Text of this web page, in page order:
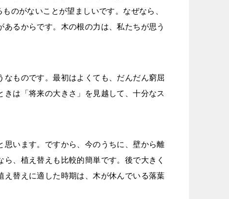
のがないことが望ましいです。なぜなら、
るからです。木の根の力は、私たちが思う
ものです。最初はよくても、だんだん窮屈
は「将来の大きさ」を見越して、十分なス
います。ですから、今のうちに、壁から離
、植え替えも比較的簡単です。後で大きく
替えに適した時期は、木が休んでいる落葉